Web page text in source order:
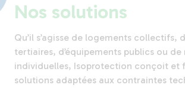
Nos solutions
Qu’il s’agisse de logements collectifs,
tertiaires, d’équipements publics ou de
individuelles, Isoprotection conçoit et
solutions adaptées aux contraintes